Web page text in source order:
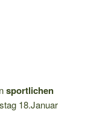
sportlichen
18.Januar